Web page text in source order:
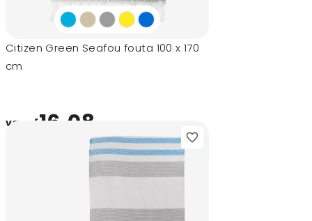
Citizen Green Seafou fouta 100 x 170
cm
vanaf16,08